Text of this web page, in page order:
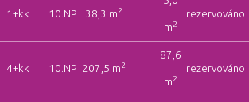
1+kk 10.NP 38,3 m2
m2
rezervováno
4+kk 10.NP 207,5 m2
87,6
m2
rezervováno